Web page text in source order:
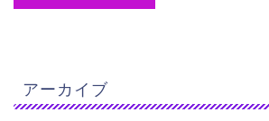
アーカイブ